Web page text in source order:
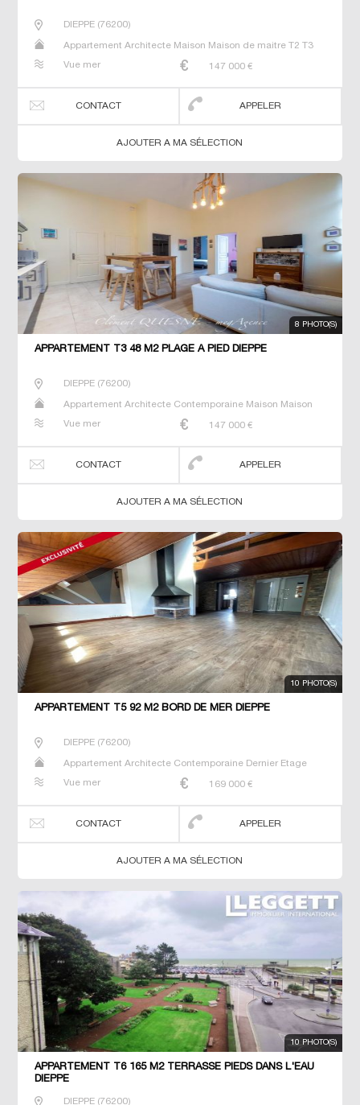
DIEPPE(76200)
Appartement Architecte Maison Maison de maitre T2 T3
Vue mer
147 000 €
CONTACT APPELER
AJOUTER A MA SÉLECTION
8 PHOTO(S)
APPARTEMENT T3 48 M2 PLAGE À PIED DIEPPE
DIEPPE(76200)
Appartement Architecte Contemporaine Maison Maison
Vue mer
147 000 €
CONTACT APPELER
AJOUTER A MA SÉLECTION
10 PHOTO(S)
APPARTEMENT T5 92 M2 BORD DE MER DIEPPE
DIEPPE(76200)
Appartement Architecte Contemporaine Dernier Etage
Vue mer
169 000 €
CONTACT APPELER
AJOUTER A MA SÉLECTION
10 PHOTO(S)
APPARTEMENT T6 165 M2 TERRASSE PIEDS DANS L'EAU
DIEPPE
DIEPPE(76200)